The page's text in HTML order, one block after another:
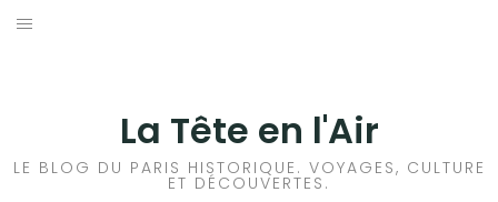
Aller
La Tête en l'Air
LE BLOG DU PARIS HISTORIQUE. VOYAGES, CULTURE
ET DÉCOUVERTES.
HISTOIRES EN ILE DE FRANCE